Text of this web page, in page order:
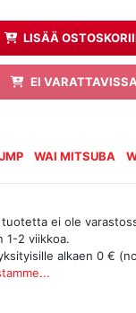
LISÄÄ
EI VARATTAVISSA
WAI MITSUBA
tuotetta ei ole
1-2 viikkoa.
alkaen 0 €